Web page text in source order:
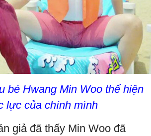
bé Hwang Min Woo thể hiện
lực của chính mình
giả đã thấy Min Woo đã